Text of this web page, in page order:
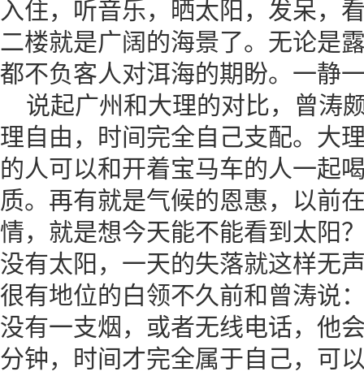
入住，听音乐，晒太阳，发呆
二楼就是广阔的海景了。无论是
都不负客人对洱海的期盼。一静
说起广州和大理的对比，曾涛
理自由，时间完全自己支配。大
的人可以和开着宝马车的人一起
质。再有就是气候的恩惠，以前
情，就是想今天能不能看到太阳
没有太阳，一天的失落就这样无
很有地位的白领不久前和曾涛说
没有一支烟，或者无线电话，他
分钟，时间才完全属于自己，可